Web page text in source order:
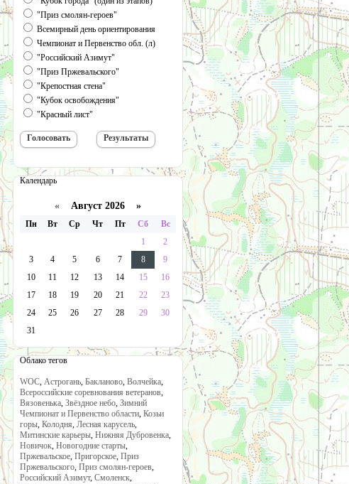
"Приз смолян-героев"
Всемирный день ориентирования
Чемпионат и Первенство обл. (л)
"Российский Азимут"
"Приз Пржевальского"
"Крепостная стена"
"Кубок освобождения"
"Красный лист"
Календарь
« Август 2026 »
Пн Вт Ср Чт Пт Сб
Вс
1
2
3
4 5 6 7 8
9
10
11 12 13 14 15
16
17
18 19 20 21 22
23
24
25 26 27 28 29
30
31
Облако тегов
WOC, Астрогань, Бакланово, Волчейка,
Всероссийские соревнования ветеранов,
Вязовенька, Звёздное небо, Зимний
Чемпионат и Первенство области, Козьи
горы, Колодня, Лесная карусель,
Митинские карьеры, Нижняя Дубровенка,
Новичок, Новогодние старты,
Пржевальское, Пригорское, Приз
Пржевальского, Приз смолян-героев,
Российский Азимут, Смоленск,